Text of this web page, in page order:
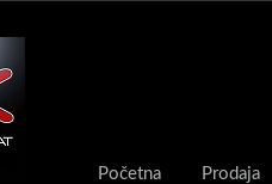
Početna Prodaja